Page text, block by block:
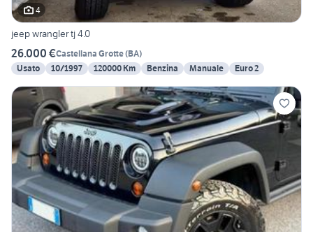
4
jeep wrangler tj 4.0
26.000 €Castellana Grotte(BA)
Usato
10/1997 120000 Km Benzina Manuale Euro 2